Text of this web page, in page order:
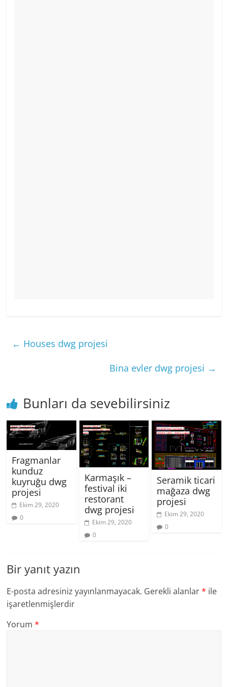
← Houses dwg projesi
Bina evler dwg projesi →
Bunları da sevebilirsiniz
Fragmanlar
kunduz
kuyruğu dwg
projesi
Ekim 29, 2020
0
Karmaşık –
festival iki
restorant
dwg projesi
Ekim 29, 2020
0
Seramik ticari
mağaza dwg
projesi
Ekim 29, 2020
0
Bir yanıt yazın
E-posta adresiniz yayınlanmayacak. Gerekli alanlar* ile
işaretlenmişlerdir
Yorum*